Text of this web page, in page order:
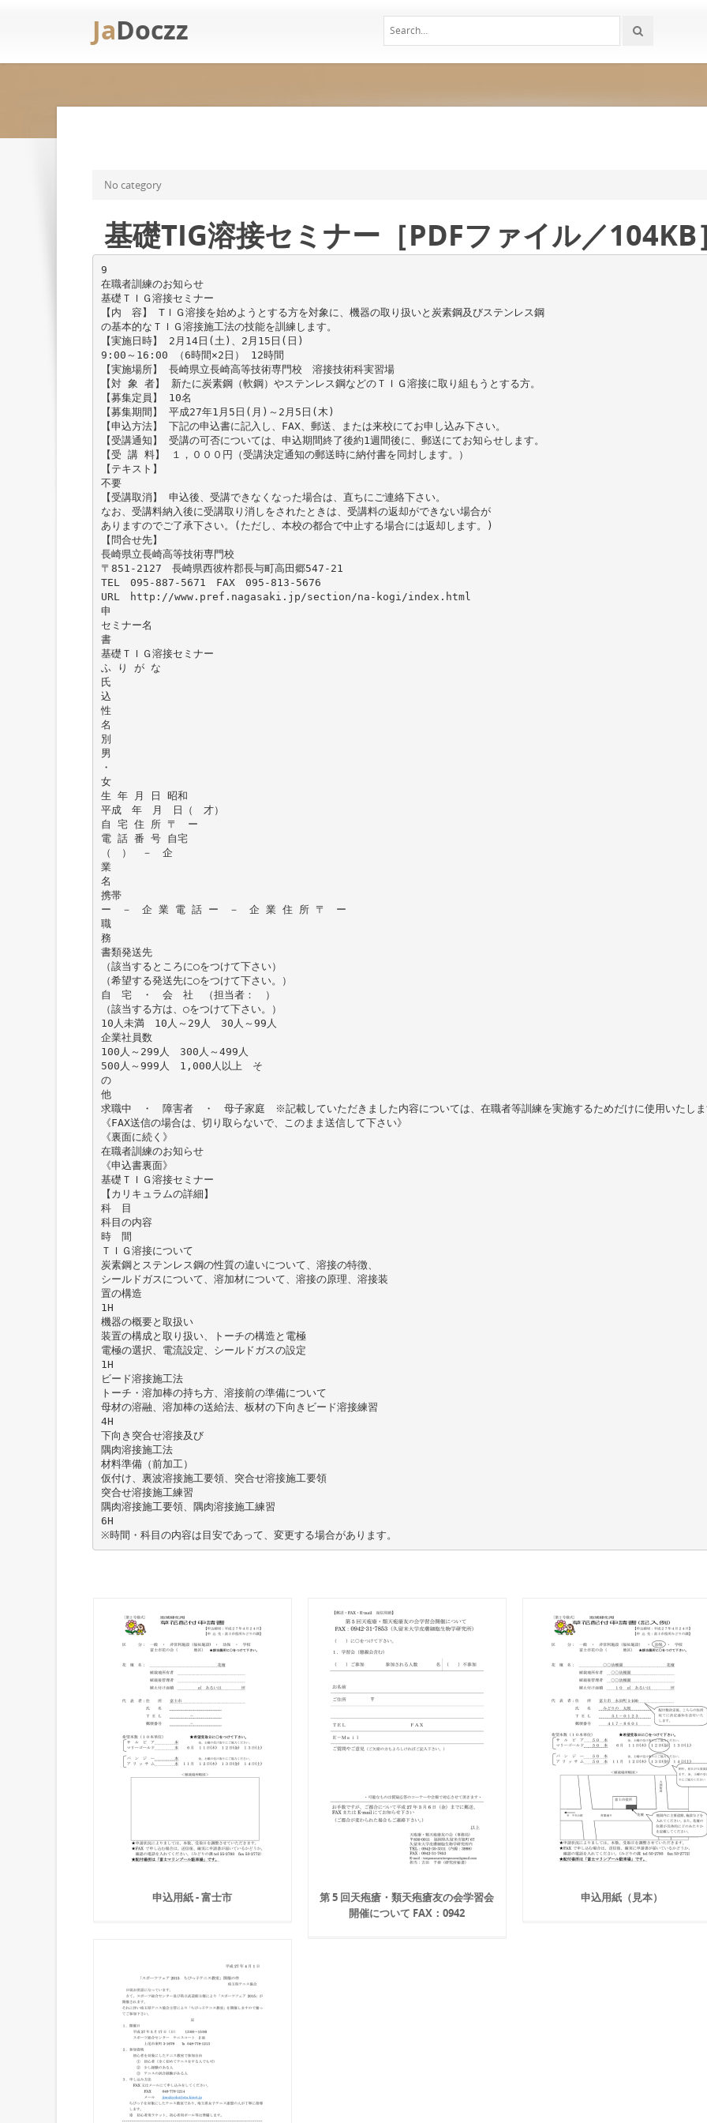
JaDoczz
No category
基礎TIG溶接セミナー［PDFファイル／104KB
9
在職者訓練のお知らせ
基礎ＴＩＧ溶接セミナー
【内 容】 ТＩＧ溶接を始めようとする方を対象に、機器の取り扱いと炭素鋼及びステンレス鋼
の基本的なＴＩＧ溶接施工法の技能を訓練します。
【実施日時】 2月14日(土)、2月15日(日)
9:00～16:00 （6時間×2日） 12時間
【実施場所】 長崎県立長崎高等技術専門校 溶接技術科実習場
【対 象 者】 新たに炭素鋼（軟鋼）やステンレス鋼などのＴＩＧ溶接に取り組もうとする方。
【募集定員】 10名
【募集期間】 平成27年1月5日(月)～2月5日(木)
【申込方法】 下記の申込書に記入し、FAX、郵送、または来校にてお申し込み下さい。
【受講通知】 受講の可否については、申込期間終了後約1週間後に、郵送にてお知らせします。
【受 講 料】 １，０００円（受講決定通知の郵送時に納付書を同封します。）
【テキスト】
不要
【受講取消】 申込後、受講できなくなった場合は、直ちにご連絡下さい。
なお、受講料納入後に受講取り消しをされたときは、受講料の返却ができない場合が
ありますのでご了承下さい。(ただし、本校の都合で中止する場合には返却します。)
【問合せ先】
長崎県立長崎高等技術専門校
〒851-2127 長崎県西彼杵郡長与町高田郷547-21
TEL 095-887-5671 FAX 095-813-5676
URL http://www.pref.nagasaki.jp/section/na-kogi/index.html
申
セミナー名
書
基礎ＴＩＧ溶接セミナー
ふ り が な
氏
込
性
名
別
男
・
女
生 年 月 日 昭和
平成 年 月 日（ 才）
自 宅 住 所 〒 ー
電 話 番 号 自宅
（ ） － 企
業
名
携帯
ー － 企 業 電 話 ー － 企 業 住 所 〒 ー
職
務
書類発送先
（該当するところに○をつけて下さい）
（希望する発送先に○をつけて下さい。）
自 宅 ・ 会 社 （担当者： ）
（該当する方は、○をつけて下さい。）
10人未満 10人～29人 30人～99人
企業社員数
100人～299人 300人～499人
500人～999人 1,000人以上 そ
の
他
求職中 ・ 障害者 ・ 母子家庭 ※記載していただきました内容については、在職者等訓練を実施するためだけに使用いたしま
《FAX送信の場合は、切り取らないで、このまま送信して下さい》
《裏面に続く》
在職者訓練のお知らせ
《申込書裏面》
基礎ＴＩＧ溶接セミナー
【カリキュラムの詳細】
科 目
科目の内容
時 間
ＴＩＧ溶接について
炭素鋼とステンレス鋼の性質の違いについて、溶接の特徴、
シールドガスについて、溶加材について、溶接の原理、溶接装
置の構造
1H
機器の概要と取扱い
装置の構成と取り扱い、トーチの構造と電極
電極の選択、電流設定、シールドガスの設定
1H
ビード溶接施工法
トーチ・溶加棒の持ち方、溶接前の準備について
母材の溶融、溶加棒の送給法、板材の下向きビード溶接練習
4H
下向き突合せ溶接及び
隅肉溶接施工法
材料準備（前加工）
仮付け、裏波溶接施工要領、突合せ溶接施工要領
突合せ溶接施工練習
隅肉溶接施工要領、隅肉溶接施工練習
6H
申込用紙 - 富士市
第 5 回天疱瘡・類天疱瘡友の会学習会
開催について FAX：0942
申込用紙（見本）